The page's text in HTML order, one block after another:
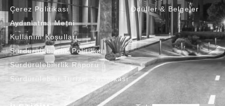
Çerez Politikası
Aydınlatma Metni
Kullanım Koşulları
Sürdürülebilirlik Politikası
Sürdürülebilirlik Raporu
Sürdürülebilir Turizm Sertifikası
Ödüller & Belgeler